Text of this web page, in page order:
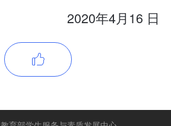
2020年4月16 日
